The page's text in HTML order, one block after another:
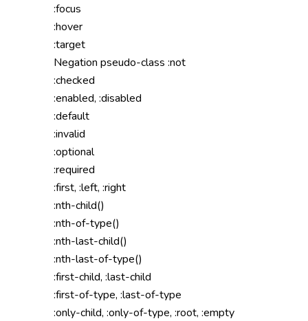
:focus
:hover
:target
Negation pseudo-class :not
:checked
:enabled, :disabled
:default
:invalid
:optional
:required
:first, :left, :right
:nth-child()
:nth-of-type()
:nth-last-child()
:nth-last-of-type()
:first-child, :last-child
:first-of-type, :last-of-type
:only-child, :only-of-type, :root, :empty